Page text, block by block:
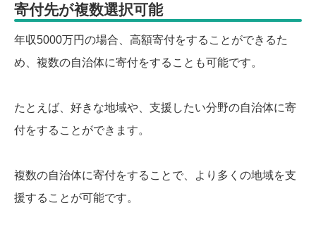
寄付先が複数選択可能
年収5000万円の場合、高額寄付をすることができるた
め、複数の自治体に寄付をすることも可能です。
たとえば、好きな地域や、支援したい分野の自治体に寄
付をすることができます。
複数の自治体に寄付をすることで、より多くの地域を支
援することが可能です。